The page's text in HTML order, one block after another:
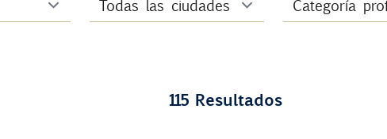
115 Resultados